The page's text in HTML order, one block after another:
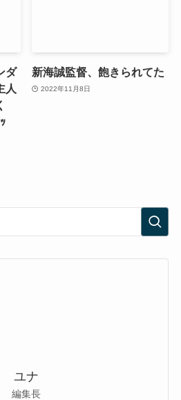
ダ
人
新海誠監督、飽きられてた
2022年11月8日
ユナ
編集長